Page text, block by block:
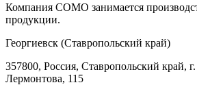
Компания СОМО занимается
продукции.
Георгиевск (Ставропольский край)
357800, Россия, Ставропольский край,
Лермонтова, 115